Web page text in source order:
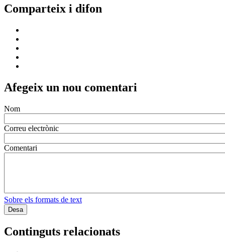
Comparteix i difon
Afegeix un nou comentari
Nom
Correu electrònic
Comentari
Sobre els formats de text
Continguts relacionats